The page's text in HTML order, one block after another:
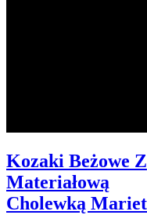
Kozaki Beżowe Z
Materiałową
Cholewką